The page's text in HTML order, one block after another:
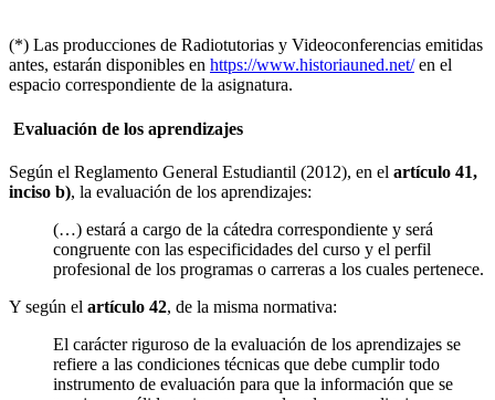
(*) Las producciones de Radiotutorias y Videoconferencias emitidas
antes, estarán disponibles en https://www.historiauned.net/en el
espacio correspondiente de la asignatura.
Evaluación de los aprendizajes
Según el Reglamento General Estudiantil (2012), en el artículo 41,
inciso b), la evaluación de los aprendizajes:
(…) estará a cargo de la cátedra correspondiente y será
congruente con las especificidades del curso y el perfil
profesional de los programas o carreras a los cuales pertenece.
Y según el artículo 42, de la misma normativa:
El carácter riguroso de la evaluación de los aprendizajes se
refiere a las condiciones técnicas que debe cumplir todo
instrumento de evaluación para que la información que se